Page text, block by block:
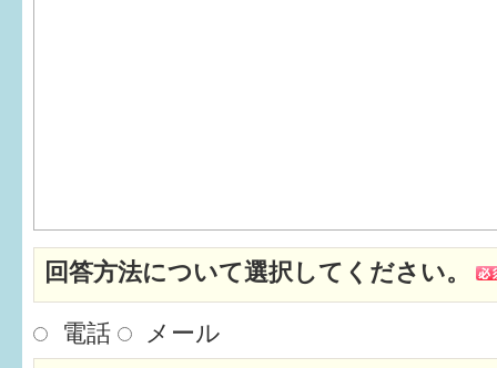
回答方法について選択してください。
電話
メール
子育て情報誌「ほっと」
食育